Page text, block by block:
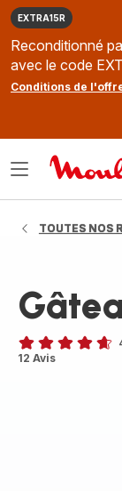
EXTRA15R
Reconditionné
avec le code
Conditions de
Ouvrir
TOUTES NOS
ratings.4.6
12 Avis